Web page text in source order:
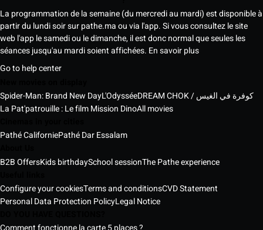
La programmation de la semaine (du mercredi au mardi) est disponible à
partir du lundi soir sur pathe.ma ou via l'app. Si vous consultez le site
web l'app le samedi ou le dimanche, il est donc normal que seules les
séances jusqu'au mardi soient affichées. En savoir plus
Go to help center
Spider-Man: Brand New DayL'Odyssée
DREAM CHOK / كوفرة في الغيس
La Pat'patrouille : Le film Mission DinoAll movies
Pathé CaliforniePathé Dar Essalam
B2B OffersKids birthdaySchool sessionThe Pathe experience
Configure your cookiesTerms and conditionsCVD Statement
Personal Data Protection PolicyLegal Notice